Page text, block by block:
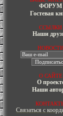
ФОРУМ
Гостевая
ССЫЛКИ
Наши
О САЙТЕ
О
Наши
Связаться с